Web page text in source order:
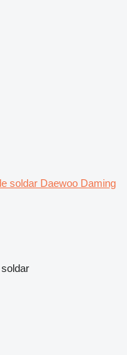
soldar Daewoo Daming